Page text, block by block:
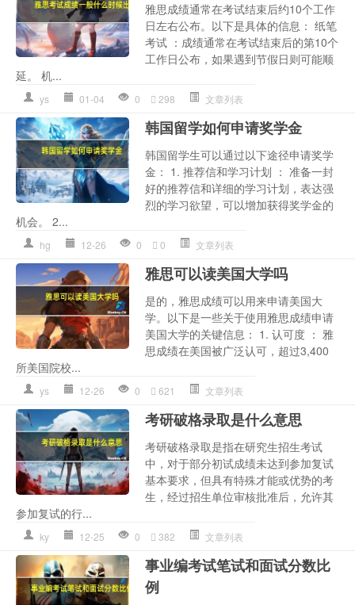
雅思成绩通常在考试结束后约10个工作
日左右公布。以下是具体的信息： 纸笔
考试 ：成绩通常在考试结束后的第10个
工作日公布，如果遇到节假日则可能顺
延。 机...
ys 01-04 0 298 文章列表
韩国留学如何申请奖学金
韩国留学生可以通过以下途径申请奖学
金： 1. 推荐信和学习计划 ： 准备一封
好的推荐信和详细的学习计划，表达强
烈的学习欲望，可以增加获得奖学金的
机会。 2...
hg 12-26 0 0 文章列表
雅思可以读美国大学吗
是的，雅思成绩可以用来申请美国大
学。以下是一些关于使用雅思成绩申请
美国大学的关键信息： 1. 认可度 ： 雅
思成绩在美国被广泛认可，超过3,400
所美国院校...
ys 12-26 0 621 文章列表
考研破格录取是什么意思
考研破格录取是指在研究生招生考试
中，对于部分初试成绩未达到参加复试
基本要求，但具有特殊才能或优势的考
生，经过招生单位审核批准后，允许其
参加复试的行...
ky 12-25 0 382 文章列表
事业编考试笔试和面试分数比
例